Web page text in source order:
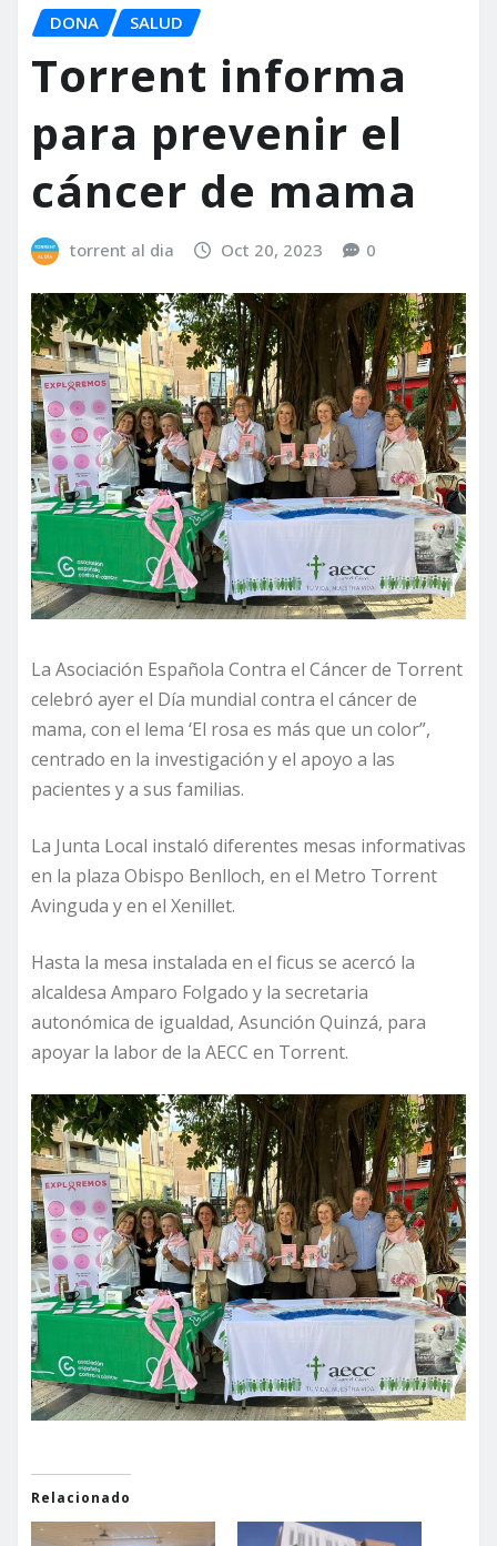
DONA SALUD
Torrent informa
para prevenir el
cáncer de mama
torrent al dia Oct 20, 2023 0
La Asociación Española Contra el Cáncer de Torrent
celebró ayer el Día mundial contra el cáncer de
mama, con el lema ‘El rosa es más que un color”,
centrado en la investigación y el apoyo a las
pacientes y a sus familias.
La Junta Local instaló diferentes mesas informativas
en la plaza Obispo Benlloch, en el Metro Torrent
Avinguda y en el Xenillet.
Hasta la mesa instalada en el ficus se acercó la
alcaldesa Amparo Folgado y la secretaria
autonómica de igualdad, Asunción Quinzá, para
apoyar la labor de la AECC en Torrent.
Relacionado